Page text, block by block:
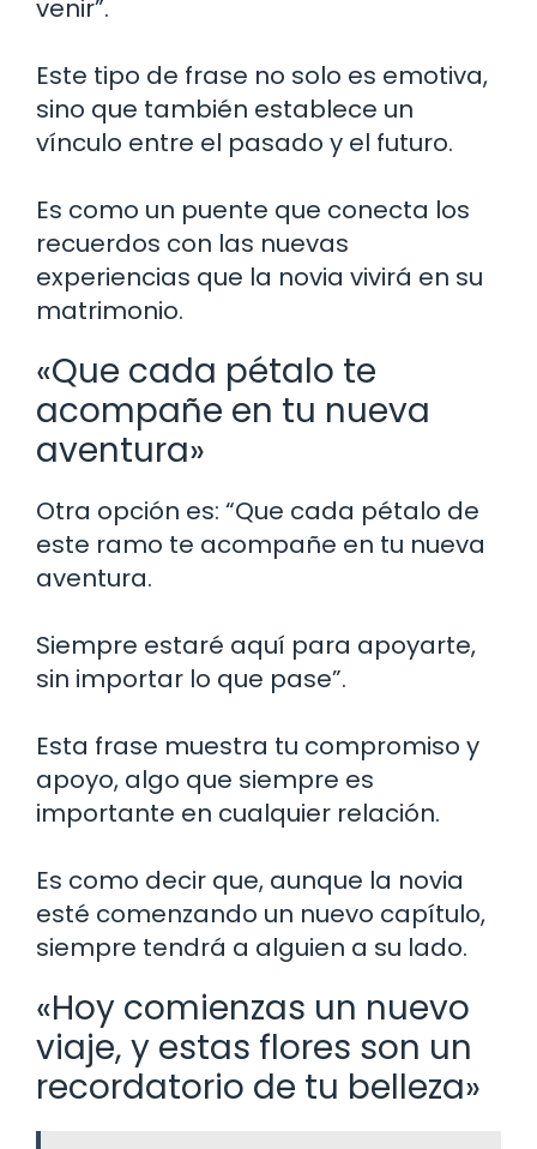
venir”.
Este tipo de frase no solo es emotiva,
sino que también establece un
vínculo entre el pasado y el futuro.
Es como un puente que conecta los
recuerdos con las nuevas
experiencias que la novia vivirá en su
matrimonio.
«Que cada pétalo te
acompañe en tu nueva
aventura»
Otra opción es: “Que cada pétalo de
este ramo te acompañe en tu nueva
aventura.
Siempre estaré aquí para apoyarte,
sin importar lo que pase”.
Esta frase muestra tu compromiso y
apoyo, algo que siempre es
importante en cualquier relación.
Es como decir que, aunque la novia
esté comenzando un nuevo capítulo,
siempre tendrá a alguien a su lado.
«Hoy comienzas un nuevo
viaje, y estas flores son un
recordatorio de tu belleza»